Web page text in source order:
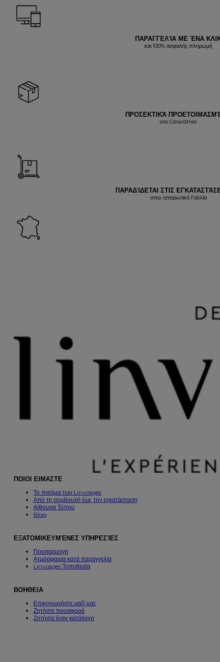
ΠΑΡΑΓΓΕΛΊΑ ΜΕ ΈΝΑ
και 100% ασφαλής πληρωμή
ΠΡΟΣΕΚΤΙΚΆ
στο Gérardmer
ΠΑΡΑΔΊΔΕΤΑΙ ΣΤΙΣ
στην ηπειρωτική Γαλλία
ΠΟΙΟΙ ΕΙΜΑΣΤΕ
Το πνεύμα των Linvosges
Από τη συμβουλή έως την εγκατάσταση
Αίθουσα Τύπου
Blog
ΕΞΑΤΟΜΙΚΕΥΜΈΝΕΣ ΥΠΗΡΕΣΊΕΣ
Προσαρμογή
Ατμόσφαιρα κατά παραγγελία
Linvosges Τοποθεσία
ΒΟΗΘΕΙΑ
Επικοινωνήστε μαζί μας
Ζητήστε προσφορά
Ζητήστε έναν κατάλογο